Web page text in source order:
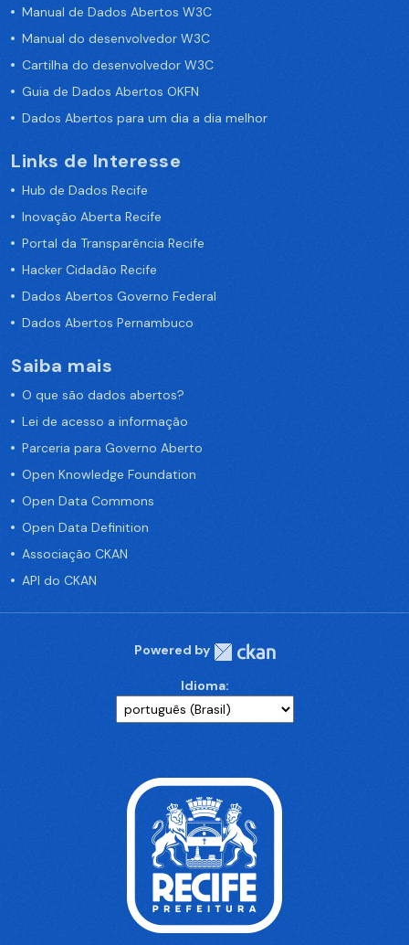
Manual de Dados Abertos W3C
Manual do desenvolvedor W3C
Cartilha do desenvolvedor W3C
Guia de Dados Abertos OKFN
Dados Abertos para um dia a dia melhor
Links de Interesse
Hub de Dados Recife
Inovação Aberta Recife
Portal da Transparência Recife
Hacker Cidadão Recife
Dados Abertos Governo Federal
Dados Abertos Pernambuco
Saiba mais
O que são dados abertos?
Lei de acesso a informação
Parceria para Governo Aberto
Open Knowledge Foundation
Open Data Commons
Open Data Definition
Associação CKAN
API do CKAN
Powered by
Idioma